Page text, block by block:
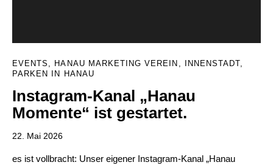
EVENTS , HANAU MARKETING VEREIN , INNENSTADT,
PARKEN IN HANAU
Instagram-Kanal „Hanau
Momente“ ist gestartet.
22. Mai 2026
es ist vollbracht: Unser eigener Instagram-Kanal „Hanau